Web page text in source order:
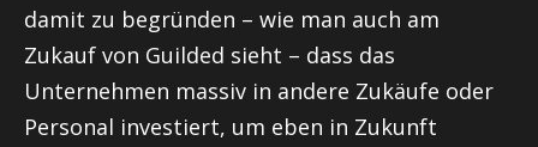
damit zu begründen – wie man auch am
Zukauf von Guilded sieht – dass das
Unternehmen massiv in andere Zukäufe oder
Personal investiert, um eben in Zukunft